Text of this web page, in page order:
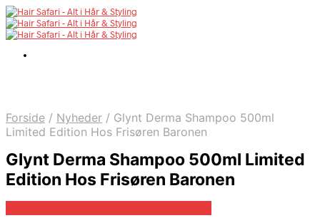
Forside / Nyheder / Glynt Derma Shampoo 500ml
Limited Edition Hos Frisøren Baronen
Glynt Derma Shampoo 500ml Limited
Edition Hos Frisøren Baronen